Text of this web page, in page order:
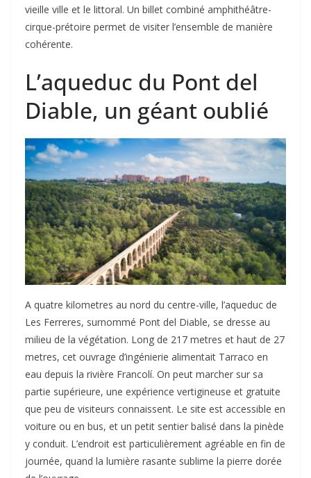
vieille ville et le littoral. Un billet combiné amphithéâtre-
cirque-prétoire permet de visiter l’ensemble de manière
cohérente.
L’aqueduc du Pont del
Diable, un géant oublié
A quatre kilometres au nord du centre-ville, l’aqueduc de
Les Ferreres, surnommé Pont del Diable, se dresse au
milieu de la végétation. Long de 217 metres et haut de 27
metres, cet ouvrage d’ingénierie alimentait Tarraco en
eau depuis la rivière Francolí. On peut marcher sur sa
partie supérieure, une expérience vertigineuse et gratuite
que peu de visiteurs connaissent. Le site est accessible en
voiture ou en bus, et un petit sentier balisé dans la pinède
y conduit. L’endroit est particulièrement agréable en fin de
journée, quand la lumière rasante sublime la pierre dorée